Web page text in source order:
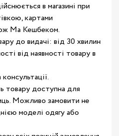
в магазині при
картами
Ма Кешбеком.
до видачі: від 30 хвилин
від наявності товару в
товару доступна для
Можливо замовити не
моделі одягу або